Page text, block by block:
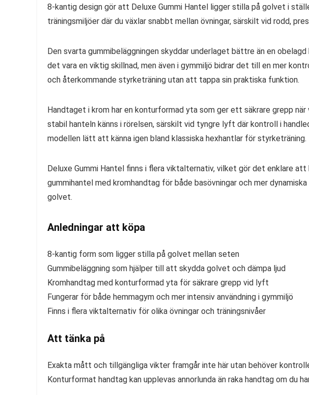
8-kantig design gör att Deluxe Gummi Hantel ligger stilla på golvet i
träningsmiljöer där du växlar snabbt mellan övningar, särskilt vid rodd,
Den svarta gummibeläggningen skyddar underlaget bättre än en
det vara en viktig skillnad, men även i gymmiljö bidrar det till en mer
och återkommande styrketräning utan att tappa sin praktiska funktion.
Handtaget i krom har en konturformad yta som ger ett säkrare grepp
stabil hanteln känns i rörelsen, särskilt vid tyngre lyft där kontroll i
modellen lätt att känna igen bland klassiska hexhantlar för styrketräning.
Deluxe Gummi Hantel finns i flera viktalternativ, vilket gör det enklare
gummihantel med kromhandtag för både basövningar och mer
golvet.
Anledningar att köpa
8-kantig form som ligger stilla på golvet mellan seten
Gummibeläggning som hjälper till att skydda golvet och dämpa ljud
Kromhandtag med konturformad yta för säkrare grepp vid lyft
Fungerar för både hemmagym och mer intensiv användning i gymmiljö
Finns i flera viktalternativ för olika övningar och träningsnivåer
Att tänka på
Exakta mått och tillgängliga vikter framgår inte här utan behöver
Konturformat handtag kan upplevas annorlunda än raka handtag om du